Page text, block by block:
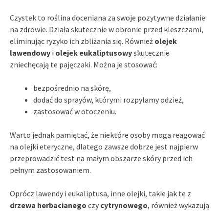
Czystek to roślina doceniana za swoje pozytywne działanie
na zdrowie. Działa skutecznie w obronie przed kleszczami,
eliminując ryzyko ich zbliżania się. Również olejek
lawendowy i olejek eukaliptusowyskutecznie
zniechęcają te pajęczaki. Można je stosować:
bezpośrednio na skórę,
dodać do sprayów, którymi rozpylamy odzież,
zastosować w otoczeniu.
Warto jednak pamiętać, że niektóre osoby mogą reagować
na olejki eteryczne, dlatego zawsze dobrze jest najpierw
przeprowadzić test na małym obszarze skóry przed ich
pełnym zastosowaniem.
Oprócz lawendy i eukaliptusa, inne olejki, takie jak te z
drzewa herbacianego czy cytrynowego, również wykazują